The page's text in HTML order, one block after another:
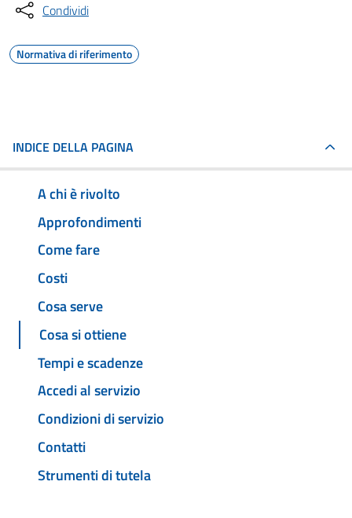
Condividi
Normativa di riferimento
INDICE DELLA PAGINA
A chi è rivolto
Approfondimenti
Come fare
Costi
Cosa serve
Cosa si ottiene
Tempi e scadenze
Accedi al servizio
Condizioni di servizio
Contatti
Strumenti di tutela